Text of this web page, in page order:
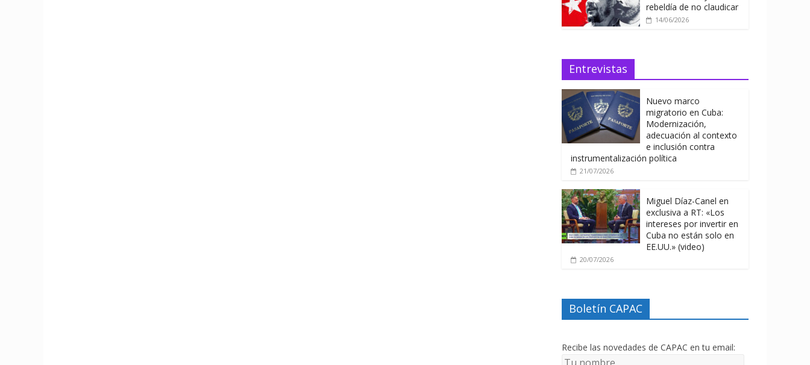
rebeldía de no claudicar
14/06/2026
Entrevistas
Nuevo marco
migratorio en Cuba:
Modernización,
adecuación al contexto
e inclusión contra
instrumentalización política
21/07/2026
Miguel Díaz-Canel en
exclusiva a RT: «Los
intereses por invertir en
Cuba no están solo en
EE.UU.» (video)
20/07/2026
Boletín CAPAC
Recibe las novedades de CAPAC en tu email: